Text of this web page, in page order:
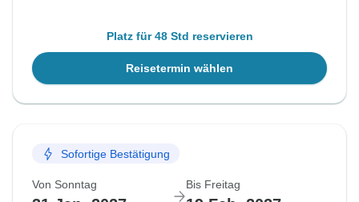
Platz für 48 Std reservieren
Reisetermin wählen
Sofortige Bestätigung
Von Sonntag Bis Freitag